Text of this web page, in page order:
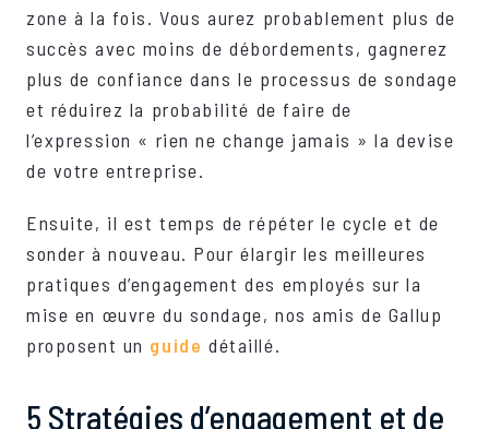
zone à la fois. Vous aurez probablement plus de
succès avec moins de débordements, gagnerez
plus de confiance dans le processus de sondage
et réduirez la probabilité de faire de
l’expression « rien ne change jamais » la devise
de votre entreprise.
Ensuite, il est temps de répéter le cycle et de
sonder à nouveau. Pour élargir les meilleures
pratiques d’engagement des employés sur la
mise en œuvre du sondage, nos amis de Gallup
proposent un guide détaillé.
5 Stratégies d’engagement et de